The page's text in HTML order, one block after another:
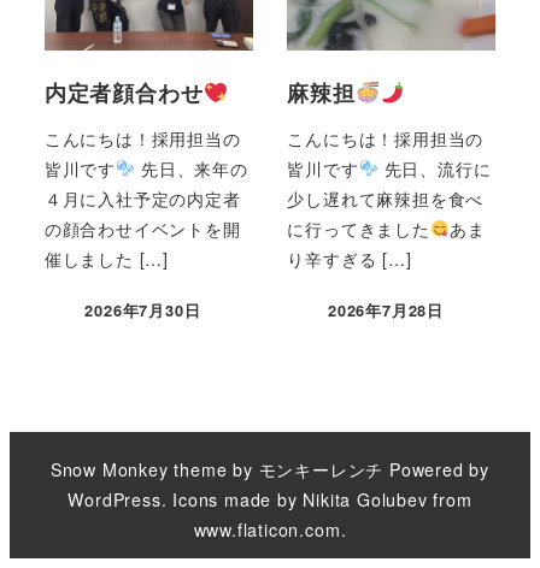
内定者顔合わせ
こんにちは！採用担当の
皆川です
先日、来年の
４月に入社予定の内定者
の顔合わせイベントを開
催しました […]
2026年7月30日
麻辣担
こんにちは！採用担当の
皆川です
先日、流行に
少し遅れて麻辣担を食べ
に行ってきました
あま
り辛すぎる […]
2026年7月28日
Snow Monkey theme by モンキーレンチ Powered by
WordPress. Icons made by Nikita Golubev from
www.flaticon.com.